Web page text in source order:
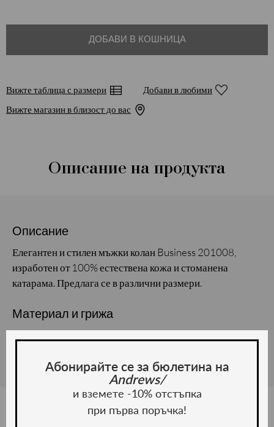
ДОБАВИ В КОШНИЦА
Вижте таблица с размери
Добави в любими
Вижте магазин в близост до вас
Описание на продукта
Описание
Елегантен и стилен мъжки колан Business 201008,
изработен от 100% естествена кожа и стоманена
катарама. Предлага се в различни размери.
Материал и грижа
Материал: Естествена кожа
Абонирайте се за бюлетина на
Andrews/
и вземете -10% отстъпка
при първа поръчка!